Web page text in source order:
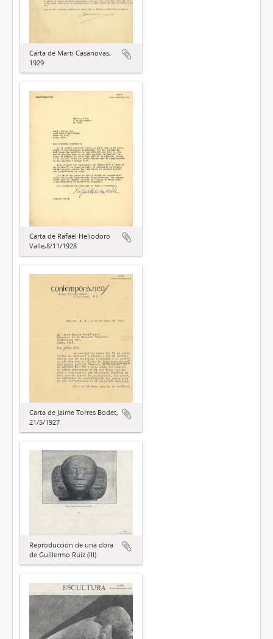
Carta de Martí Casanovas,
1929
Carta de Rafael Heliodoro
Valle,8/11/1928
Carta de Jaime Torres Bodet,
21/5/1927
Reproducción de una obra
de Guillermo Ruiz (III)